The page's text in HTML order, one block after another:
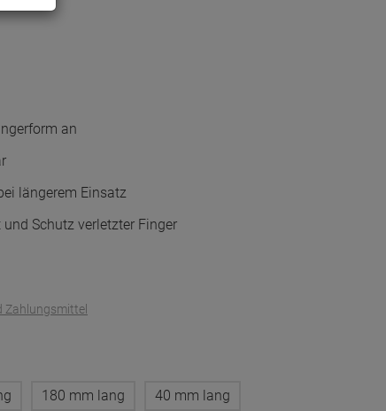
an
längerem Einsatz
Schutz verletzter Finger
Zahlungsmittel
180 mm lang 40 mm lang